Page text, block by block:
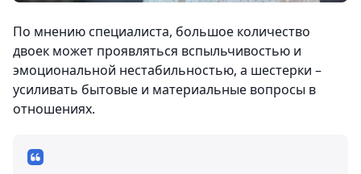
По мнению специалиста, большое количество
двоек может проявляться вспыльчивостью и
эмоциональной нестабильностью, а шестерки –
усиливать бытовые и материальные вопросы в
отношениях.